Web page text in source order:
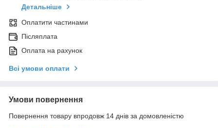
Детальніше
Оплатити частинами
Післяплата
Оплата на рахунок
Всі умови оплати
Умови повернення
Повернення товару впродовж 14 днів за домовленістю